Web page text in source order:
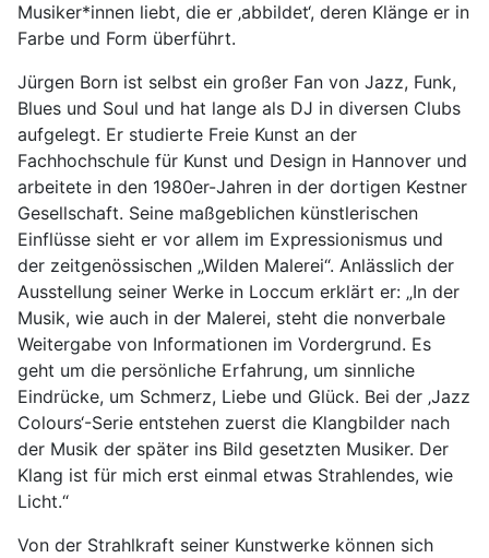
Musiker*innen liebt, die er ‚abbildet‘, deren Klänge er in
Farbe und Form überführt.
Jürgen Born ist selbst ein großer Fan von Jazz, Funk,
Blues und Soul und hat lange als DJ in diversen Clubs
aufgelegt. Er studierte Freie Kunst an der
Fachhochschule für Kunst und Design in Hannover und
arbeitete in den 1980er-Jahren in der dortigen Kestner
Gesellschaft. Seine maßgeblichen künstlerischen
Einflüsse sieht er vor allem im Expressionismus und
der zeitgenössischen „Wilden Malerei“. Anlässlich der
Ausstellung seiner Werke in Loccum erklärt er: „In der
Musik, wie auch in der Malerei, steht die nonverbale
Weitergabe von Informationen im Vordergrund. Es
geht um die persönliche Erfahrung, um sinnliche
Eindrücke, um Schmerz, Liebe und Glück. Bei der ‚Jazz
Colours‘-Serie entstehen zuerst die Klangbilder nach
der Musik der später ins Bild gesetzten Musiker. Der
Klang ist für mich erst einmal etwas Strahlendes, wie
Licht.“
Von der Strahlkraft seiner Kunstwerke können sich